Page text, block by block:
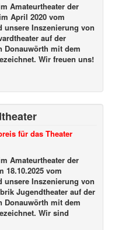
Amateurtheater der
April 2020 vom
unsere Inszenierung von
auf der
Donauwörth mit dem
Wir freuen uns!
für das Theater
Amateurtheater der
18.10.2025 vom
unsere Inszenierung von
Jugendtheater auf der
Donauwörth mit dem
Wir sind